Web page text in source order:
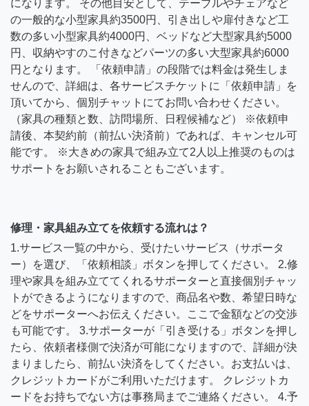
になります。 その他目安として、テーブルやチェアなど
の一般的な小型家具約3500円、引き出しや扉付きなど工
数の多い小型家具約4000円、ベッドなど大型家具約5000
円、収納やすのこ付きなどパーツの多い大型家具約6000
円となります。 「依頼申請」の段階では料金は発生しま
せんので、詳細は、各サービスチケットに「依頼申請」を
頂いてから、個別チャットにてお問い合わせください。
（家具の種類と数、訪問場所、日程候補など） ※依頼申
請後、本契約前（前払い決済前）であれば、キャンセル可
能です。 ※大きめの家具で組み立て2人以上推奨のものは
サポートをお願いされることもございます。
修理・家具組み立てを依頼する流れは？
1.サービス一覧の中から、受けたいサービス（サポータ
ー）を選び、「依頼相談」ボタンを押してください。 2.修
理や家具を組み立ててくれるサポーターと直接個別チャッ
トができるようになりますので、商品名や数、希望日時な
どをサポーターへお伝えください。ここで金額などの交渉
も可能です。 3.サポーターが「引き受ける」ボタンを押し
たら、依頼者様側で決済が可能になりますので、詳細が決
まりましたら、前払い決済をしてください。お支払いは、
クレジットカードがご利用いただけます。 クレジットカ
ードをお持ちでない方は事務局までご連絡ください。 4.予